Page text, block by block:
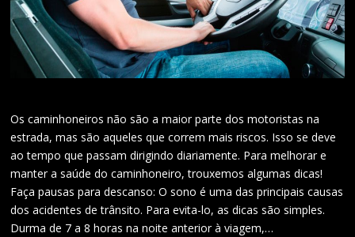
Os caminhoneiros não são a maior parte dos motoristas na
estrada, mas são aqueles que correm mais riscos. Isso se deve
ao tempo que passam dirigindo diariamente. Para melhorar e
manter a saúde do caminhoneiro, trouxemos algumas dicas!
Faça pausas para descanso: O sono é uma das principais causas
dos acidentes de trânsito. Para evita-lo, as dicas são simples.
Durma de 7 a 8 horas na noite anterior à viagem,…